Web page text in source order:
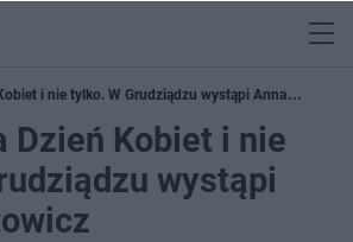
i nie tylko. W Grudziądzu wystąpi Anna
Dzień Kobiet i nie
wystąpi